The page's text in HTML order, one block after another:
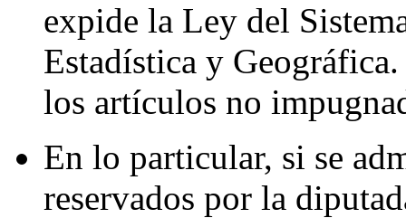
expide la Ley del
Estadística y
los artículos no
En lo particular, si se
reservados por la